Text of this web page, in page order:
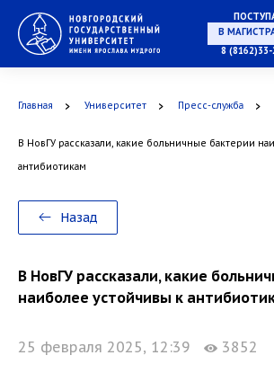
НА
В
8 (8162)33-
Главная Университет Пресс-служба
В НовГУ рассказали, какие больничные бактерии
антибиотикам
Назад
В НовГУ рассказали, какие
наиболее устойчивы к
25 февраля 2025, 12:39 3852